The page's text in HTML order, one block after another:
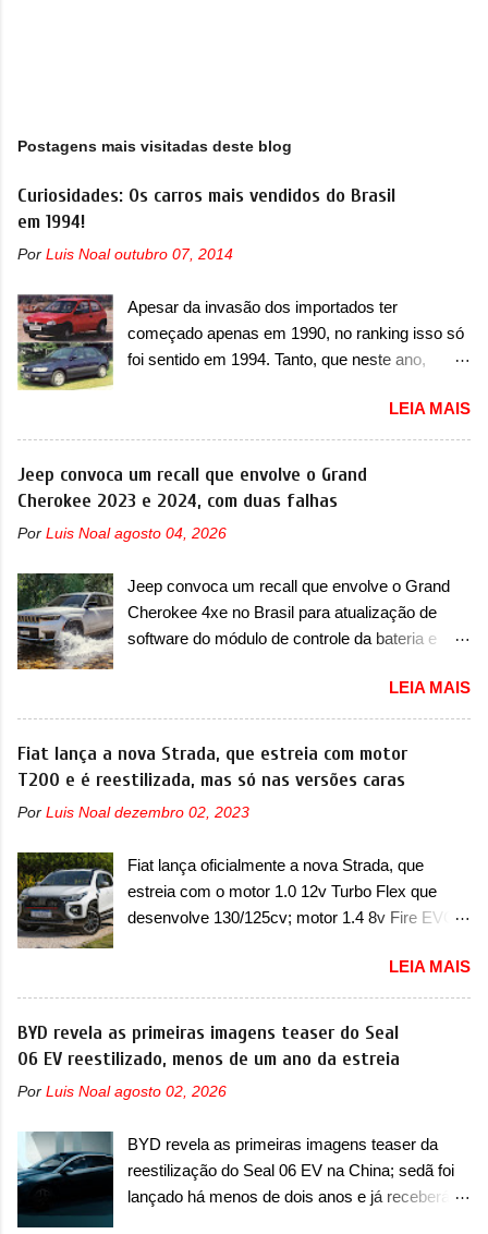
Postagens mais visitadas deste blog
Curiosidades: Os carros mais vendidos do Brasil
em 1994!
Por Luis Noal outubro 07, 2014
Apesar da invasão dos importados ter
começado apenas em 1990, no ranking isso só
foi sentido em 1994. Tanto, que neste ano,
começar pelo Chevrolet Corsa, o mais
destacado deles no ranking que perdurou no
nosso mercado até início de 2012 e com
certeza foi um grandioso lançamento da
ano também era lançada a nova geração do
ganhava uma nova geração feita do zero,
apelidada de "Bolinha" por suas formas
arredondadas. Além do Gol, outro Volkswagen
versão hatchback do Logus que chegava
depois de um ano de atraso. A invasão de 1994
foi marcava pelos franceses, alemães,
japoneses e coreanos que chegaram
arrancando corações em nosso mercado. Os
vendas em 1994 foram o Renault R19 que
vinha em 3 versões de carroceria, sendo duas
do hatch e o sedan, a famosa Kia Besta, o Vol...
LEIA MAIS
Jeep convoca um recall que envolve o Grand
Cherokee 2023 e 2024, com duas falhas
Por Luis Noal agosto 04, 2026
Jeep convoca um recall que envolve o Grand
Cherokee 4xe no Brasil para atualização de
software do módulo de controle da bateria e
Jeep convocou no dia 10 de outubro de 2025
um chamado que envolve os proprietários do
Grand Cherokee 4xe, em sua versão única
Limited, com unidades de ano/modelo 2023 e
unidades afetadas precisam retornar a uma
dois problemas. O primeiro deles será uma
atualização do software do módulo de controle
da bateria (AHCP e HCP). Para alguns veículos
verificação e, se necessário, a substituição do
motor do ventilador HVAC (aquecimento,
ventilação e ar-condicionado). A marca também
confirmou que “foi identificada a possibilidade de
uma sobrecarga do microprocessador do
poderá causar a perda de força motriz,
requerendo a atualização do software do
modulo de...
LEIA MAIS
Fiat lança a nova Strada, que estreia com motor
T200 e é reestilizada, mas só nas versões caras
Por Luis Noal dezembro 02, 2023
Fiat lança oficialmente a nova Strada, que
estreia com o motor 1.0 12v Turbo Flex que
desenvolve 130/125cv; motor 1.4 8v Fire EVO
oficialmente a nova Strada, que aparece com
mudanças visuais e com uma nova opção de
motor. Depois da picape compacta receber o
câmbio automático CVT no ano passado, a Fiat
motor 1.0 12v Turbo Flex, conhecido como
Strada soube ser mutável com avanços
importantes que a concorrência nunca
conseguiu acompanhar e agora ela abre uma
LEIA MAIS
BYD revela as primeiras imagens teaser do Seal
06 EV reestilizado, menos de um ano da estreia
Por Luis Noal agosto 02, 2026
BYD revela as primeiras imagens teaser da
reestilização do Seal 06 EV na China; sedã foi
lançado há menos de dois anos e já receberá a